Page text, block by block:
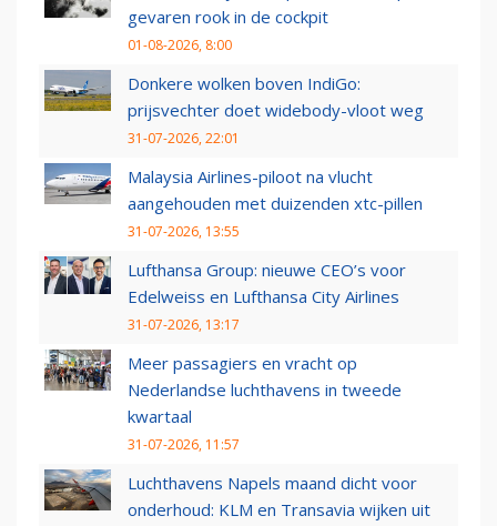
gevaren rook in de cockpit
01-08-2026, 8:00
Donkere wolken boven IndiGo:
prijsvechter doet widebody-vloot weg
31-07-2026, 22:01
Malaysia Airlines-piloot na vlucht
aangehouden met duizenden xtc-pillen
31-07-2026, 13:55
Lufthansa Group: nieuwe CEO’s voor
Edelweiss en Lufthansa City Airlines
31-07-2026, 13:17
Meer passagiers en vracht op
Nederlandse luchthavens in tweede
kwartaal
31-07-2026, 11:57
Luchthavens Napels maand dicht voor
onderhoud: KLM en Transavia wijken uit